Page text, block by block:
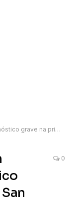
de San Jorge em Zaragoça
0